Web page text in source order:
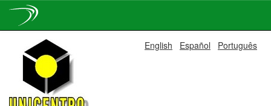
navigation
English Español Português